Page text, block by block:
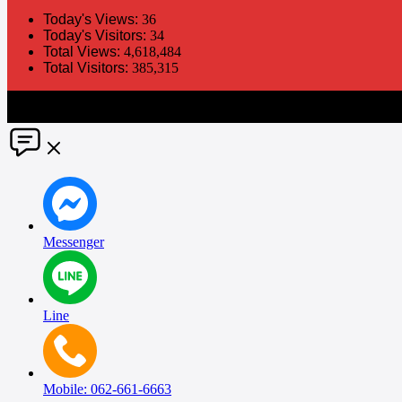
Today's Views: 36
Today's Visitors: 34
Total Views: 4,618,484
Total Visitors: 385,315
Messenger
Line
Mobile: 062-661-6663